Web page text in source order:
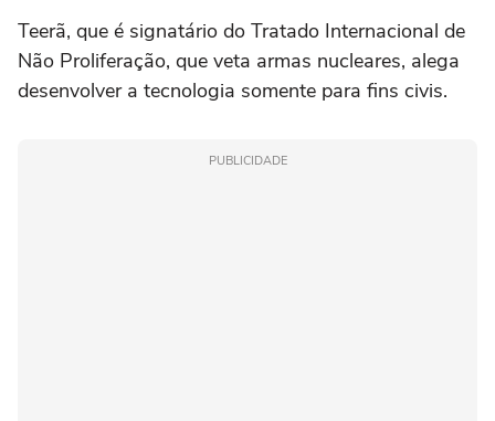
Teerã, que é signatário do Tratado Internacional de
Não Proliferação, que veta armas nucleares, alega
desenvolver a tecnologia somente para fins civis.
PUBLICIDADE